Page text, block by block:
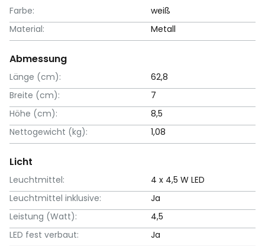
Farbe:
weiß
Material:
Metall
Abmessung
Länge (cm):
62,8
Breite (cm):
7
Höhe (cm):
8,5
Nettogewicht (kg):
1,08
Licht
Leuchtmittel:
4 x 4,5 W LED
Leuchtmittel inklusive:
Ja
Leistung (Watt):
4,5
LED fest verbaut:
Ja